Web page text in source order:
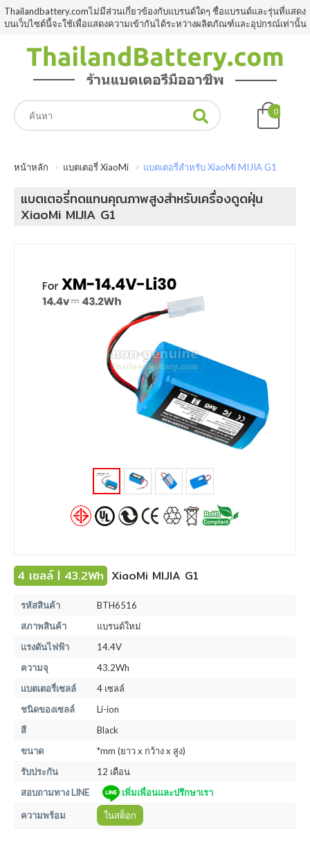
Thailandbattery.comไม่มีส่วนเกี่ยวข้องกับแบรนด์ใดๆ ชื่อแบรนด์และรุ่นที่แสดง
บนเว็บไซต์นี้จะใช้เพื่อแสดงความเข้ากันได้ระหว่างผลิตภัณฑ์และอุปกรณ์เท่านั้น
0
หน้าหลัก แบตเตอรี่ XiaoMi แบตเตอรี่สำหรับ XiaoMi MIJIA G1
แบตเตอรี่ทดแทนคุณภาพสูงสำหรับเครื่องดูดฝุ่น
XiaoMi MIJIA G1
4 เซลล์ | 43.2Wh XiaoMi MIJIA G1
รหัสสินค้า
BTH6516
สภาพสินค้า
แบรนด์ใหม่
แรงดันไฟฟ้า
14.4V
ความจุ
43.2Wh
แบตเตอรี่เซลล์
4 เซลล์
ชนิดของเซลล์
Li-ion
สี
Black
ขนาด
*mm (ยาว x กว้าง x สูง)
รับประกัน
12 เดือน
สอบถามทาง LINE
เพิ่มเพื่อนและปรึกษาเรา
ความพร้อม ในสต็อก